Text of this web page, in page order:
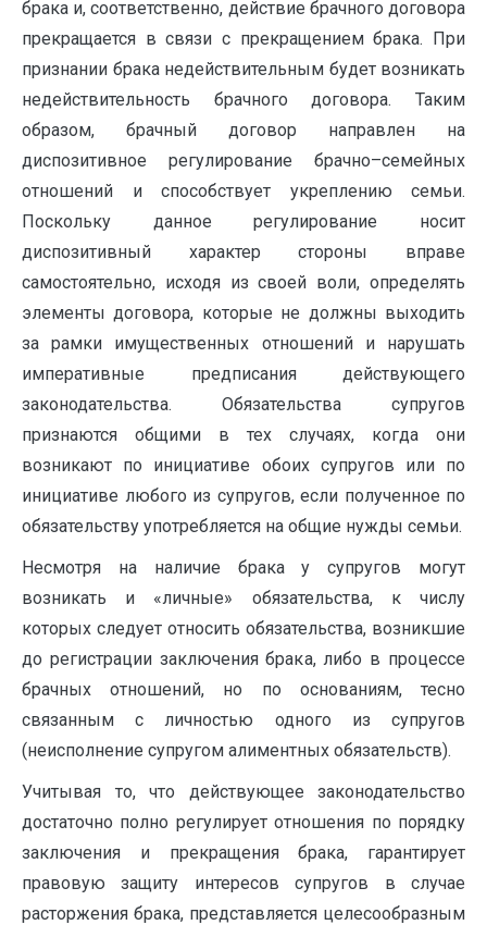
брака и, соответственно, действие брачного договора
прекращается в связи с прекращением брака. При
признании брака недействительным будет возникать
недействительность брачного договора. Таким
образом, брачный договор направлен на
диспозитивное регулирование брачно–семейных
отношений и способствует укреплению семьи.
Поскольку данное регулирование носит
диспозитивный характер стороны вправе
самостоятельно, исходя из своей воли, определять
элементы договора, которые не должны выходить
за рамки имущественных отношений и нарушать
императивные предписания действующего
законодательства. Обязательства супругов
признаются общими в тех случаях, когда они
возникают по инициативе обоих супругов или по
инициативе любого из супругов, если полученное по
обязательству употребляется на общие нужды семьи.
Несмотря на наличие брака у супругов могут
возникать и «личные» обязательства, к числу
которых следует относить обязательства, возникшие
до регистрации заключения брака, либо в процессе
брачных отношений, но по основаниям, тесно
связанным с личностью одного из супругов
(неисполнение супругом алиментных обязательств).
Учитывая то, что действующее законодательство
достаточно полно регулирует отношения по порядку
заключения и прекращения брака, гарантирует
правовую защиту интересов супругов в случае
расторжения брака, представляется целесообразным